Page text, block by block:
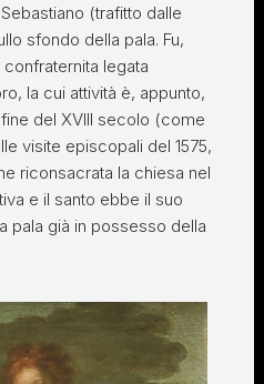
(trafitto dalle
sfondo della pala. Fu,
legata
la cui attività è, appunto,
del XVIII secolo (come
visite episcopali del 1575,
riconsacrata la chiesa nel
e il santo ebbe il suo
pala già in possesso della